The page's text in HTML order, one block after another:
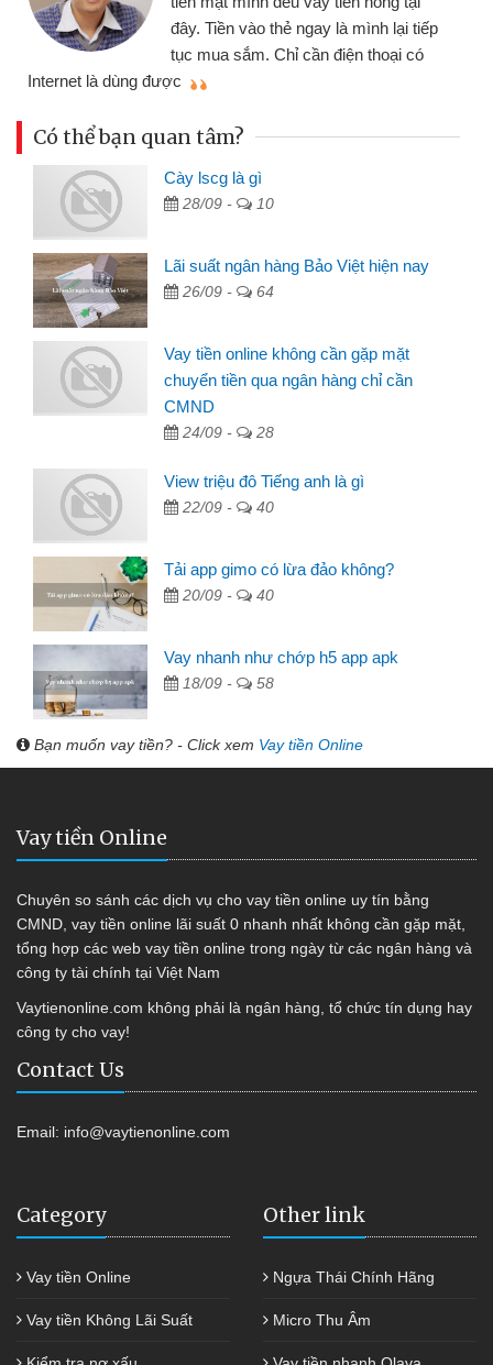
đây. Tiền vào thẻ ngay là mình lại tiếp
tục mua sắm. Chỉ cần điện thoại có
Internet là dùng được
Có thể bạn quan tâm?
Cày lscg là gì
28/09 - 10
Lãi suất ngân hàng Bảo Việt hiện nay
26/09 - 64
Vay tiền online không cần gặp mặt
chuyển tiền qua ngân hàng chỉ cần
CMND
24/09 - 28
View triệu đô Tiếng anh là gì
22/09 - 40
Tải app gimo có lừa đảo không?
20/09 - 40
Vay nhanh như chớp h5 app apk
18/09 - 58
Bạn muốn vay tiền? - Click xem Vay tiền Online
Vay tiền Online
Chuyên so sánh các dịch vụ cho vay tiền online uy tín bằng
CMND, vay tiền online lãi suất 0 nhanh nhất không cần gặp mặt,
tổng hợp các web vay tiền online trong ngày từ các ngân hàng và
công ty tài chính tại Việt Nam
Vaytienonline.com không phải là ngân hàng, tổ chức tín dụng hay
công ty cho vay!
Contact Us
Email: info@vaytienonline.com
Category
Vay tiền Online
Vay tiền Không Lãi Suất
Other link
Ngựa Thái Chính Hãng
Micro Thu Âm